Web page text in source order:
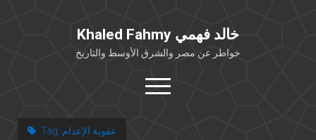
Khaled Fahmy خالد فهمي
خواطر عن مصر والشرق الأوسط والتاريخ
open
menu
Tag: عقوبة الإعدام